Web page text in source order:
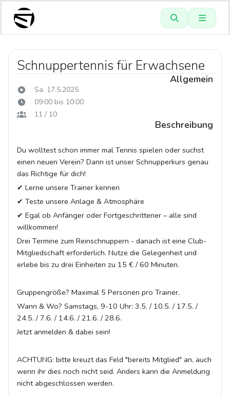
Schnuppertennis für Erwachsene
Allgemein
Sa. 17.5.2025
09:00 bis 10:00
11 / 10
Beschreibung
Du wolltest schon immer mal Tennis spielen oder suchst
einen neuen Verein? Dann ist unser Schnupperkurs genau
das Richtige für dich!
✔ Lerne unsere Trainer kennen
✔ Teste unsere Anlage & Atmosphäre
✔ Egal ob Anfänger oder Fortgeschrittener – alle sind
willkommen!
Drei Termine zum Reinschnuppern - danach ist eine Club-
Mitgliedschaft erforderlich. Nutze die Gelegenheit und
erlebe bis zu drei Einheiten zu 15 € / 60 Minuten.
Gruppengröße? Maximal 5 Personen pro Trainer.
Wann & Wo? Samstags, 9-10 Uhr: 3.5. / 10.5. / 17.5. /
24.5. / 7.6. / 14.6. / 21.6. / 28.6.
Jetzt anmelden & dabei sein!
ACHTUNG: bitte kreuzt das Feld "bereits Mitglied" an, auch
wenn ihr dies noch nicht seid. Anders kann die Anmeldung
nicht abgeschlossen werden.